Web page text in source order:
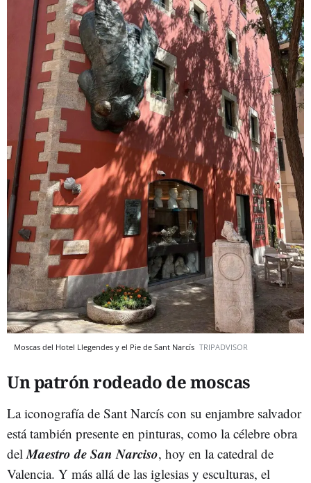
Moscas del Hotel Llegendes y el Pie de Sant Narcís TRIPADVISOR
Un patrón rodeado de moscas
La iconografía de Sant Narcís con su enjambre salvador
está también presente en pinturas, como la célebre obra
del Maestro de San Narciso, hoy en la catedral de
Valencia. Y más allá de las iglesias y esculturas, el